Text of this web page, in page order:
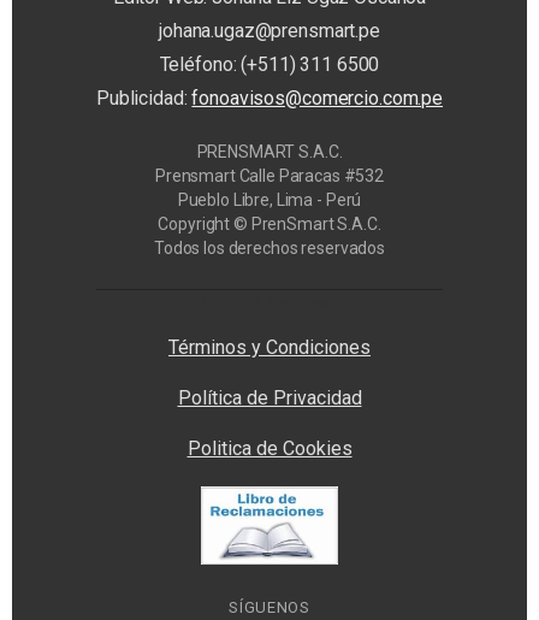
johana.ugaz@prensmart.pe
Teléfono: (+511) 311 6500
Publicidad:fonoavisos@comercio.com.pe
PRENSMART S.A.C.
Prensmart Calle Paracas #532
Pueblo Libre, Lima - Perú
Copyright © PrenSmart S.A.C.
Todos los derechos reservados
Términos y Condiciones
Política de Privacidad
Politica de Cookies
SÍGUENOS